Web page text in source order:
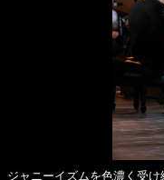
ジャニーイズムを色濃く受